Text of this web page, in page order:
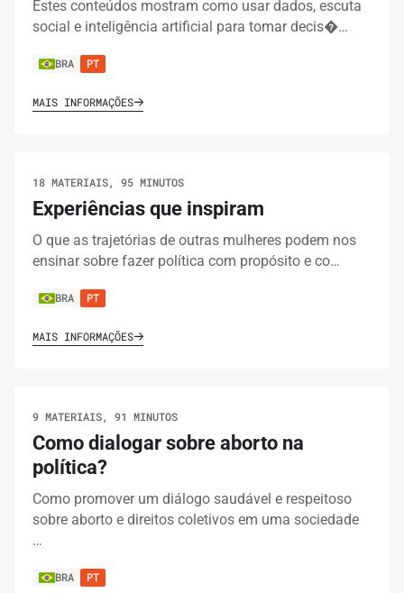
são os cargos e o que fazem os eleitos?
10. GUIAS 10 MINUTOS
Como escolher uma candidata?
Não vote em branco. Proteja as pretas!
12. GUIAS 10 MINUTOS
Candidaturas laranjas: O que são e como
funcionam?
dos nossos direitos políticos
IMPRIMIR TRILHA
Estes conteúdos mostram como usar dados, escuta
social e inteligência artificial para tomar decis�…
BRA PT
MAIS INFORMAÇÕES
18 MATERIAIS, 95 MINUTOS
Experiências que inspiram
O que as trajetórias de outras mulheres podem nos
ensinar sobre fazer política com propósito e co…
BRA PT
MAIS INFORMAÇÕES
9 MATERIAIS, 91 MINUTOS
Como dialogar sobre aborto na
política?
Como promover um diálogo saudável e respeitoso
sobre aborto e direitos coletivos em uma sociedade
…
BRA PT